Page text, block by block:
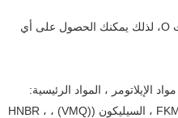
4لدينا أكثر من 2000 أداة صناعة حلقات O، لذلك يمكنك الحصول على أي
الإيلاتومر ، المواد الرئيسية:
NBR ((BUNA-N ، النتريل) ، FKM ((FKM) ، السيليكون ((VMQ) ، HNBR ،